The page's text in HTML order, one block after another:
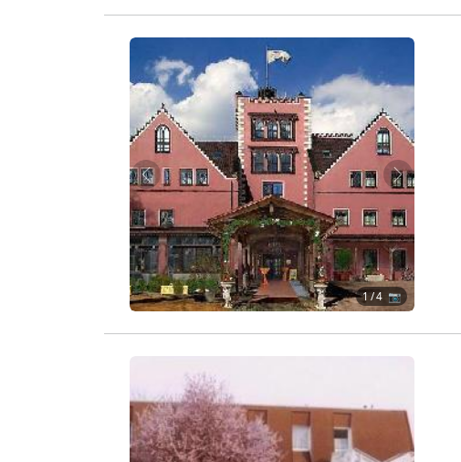
Zurück Weiter
1/ 4 📷